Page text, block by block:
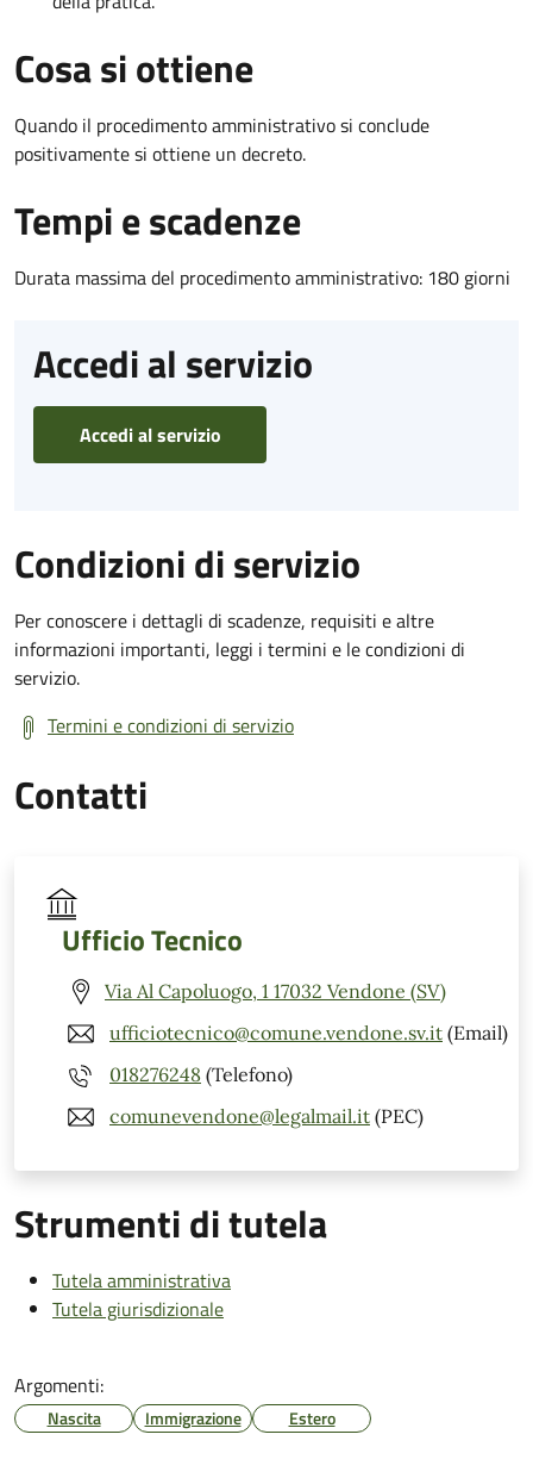
Cosa si ottiene
Quando il procedimento amministrativo si conclude
positivamente si ottiene un decreto.
Tempi e scadenze
Durata massima del procedimento amministrativo: 180 giorni
Accedi al servizio
Accedi al servizio
Condizioni di servizio
Per conoscere i dettagli di scadenze, requisiti e altre
informazioni importanti, leggi i termini e le condizioni di
servizio.
Termini e condizioni di servizio
Contatti
Ufficio Tecnico
Via Al Capoluogo, 1 17032 Vendone (SV)
ufficiotecnico@comune.vendone.sv.it (Email)
018276248 (Telefono)
comunevendone@legalmail.it (PEC)
Strumenti di tutela
Tutela amministrativa
Tutela giurisdizionale
Argomenti:
Nascita Immigrazione Estero